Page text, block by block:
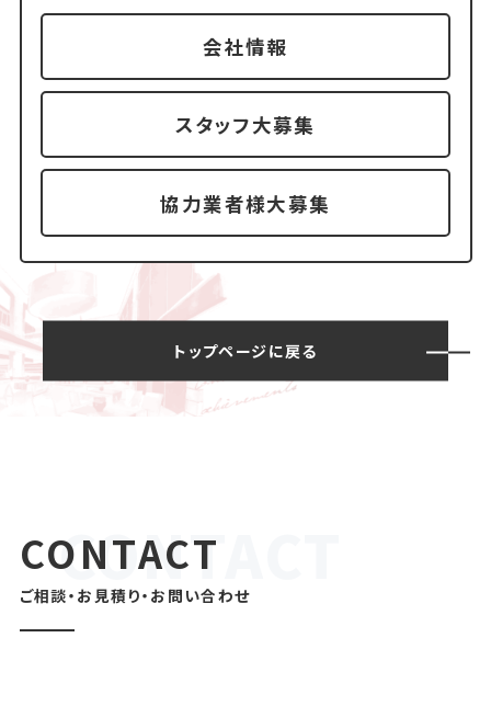
会社情報
スタッフ大募集
協力業者様大募集
トップページに戻る
CONTACT
ご相談・お見積り・お問い合わせ